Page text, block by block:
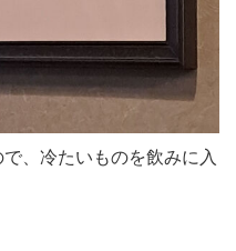
、冷たいものを飲みに入